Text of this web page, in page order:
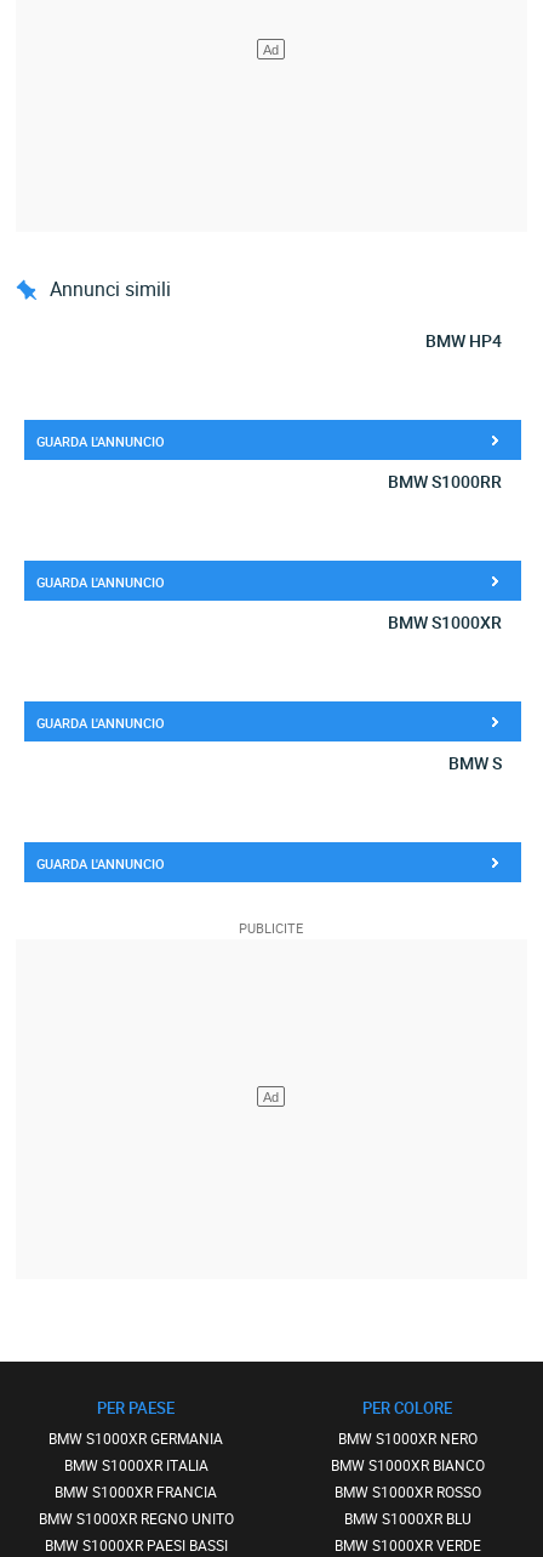
Annunci simili
BMW HP4
GUARDA L'ANNUNCIO
BMW S1000RR
GUARDA L'ANNUNCIO
BMW S1000XR
GUARDA L'ANNUNCIO
BMW S
GUARDA L'ANNUNCIO
PER PAESE
BMW S1000XR GERMANIA
BMW S1000XR ITALIA
BMW S1000XR FRANCIA
BMW S1000XR REGNO UNITO
BMW S1000XR PAESI BASSI
PER COLORE
BMW S1000XR NERO
BMW S1000XR BIANCO
BMW S1000XR ROSSO
BMW S1000XR BLU
BMW S1000XR VERDE